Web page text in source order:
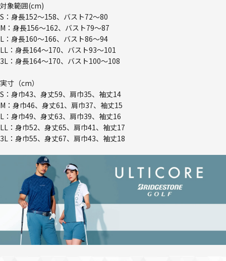
対象範囲(cm)
S：身長152～158、バスト72～80
M：身長156～162、バスト79～87
L：身長160～166、バスト86～94
LL：身長164～170、バスト93～101
3L：身長164～170、バスト100～108
実寸（cm）
S：身巾43、身丈59、肩巾35、袖丈14
M：身巾46、身丈61、肩巾37、袖丈15
L：身巾49、身丈63、肩巾39、袖丈16
LL：身巾52、身丈65、肩巾41、袖丈17
3L：身巾55、身丈67、肩巾43、袖丈18